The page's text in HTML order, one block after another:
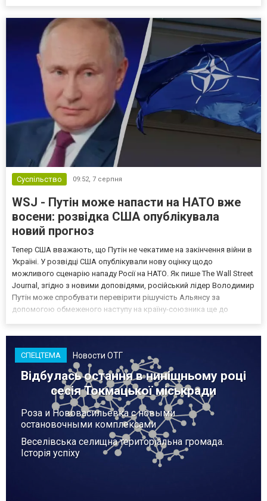
Суспільство 09:52, 7 серпня
WSJ - Путін може напасти на НАТО вже
восени: розвідка США опублікувала
новий прогноз
Тепер США вважають, що Путін не чекатиме на закінчення війни в
Україні. У розвідці США опублікували нову оцінку щодо
можливого сценарію нападу Росії на НАТО. Як пише The Wall Street
Journal, згідно з новими доповідями, російський лідер Володимир
Путін може спробувати перевірити рішучість Альянсу за
допомогою обмеженого наступу на країну-союзника ще до
СПЕЦТЕМА Новости ОТГ
Відбулась остання в нинішньому році
сесія Токмацької міськради
Роза и Нововасильевка с новыми
остановочными комплексами
Веселівська селищна територіальна громада.
Історія успіху